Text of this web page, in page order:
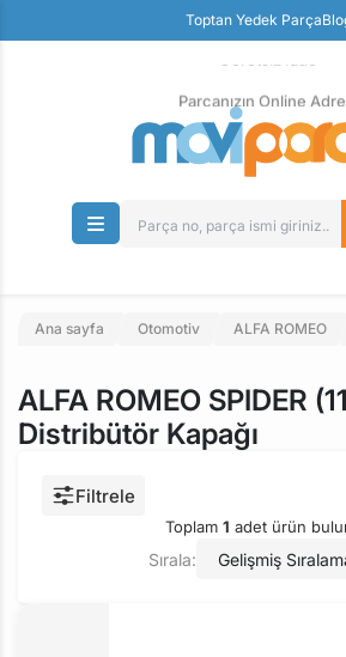
Toptan Yedek Parça
Parçanızın Online
Ana sayfa Otomotiv ALFA ROMEO
ALFA ROMEO SPIDER
Distribütör Kapağı
Filtrele
Toplam 1 adet ürün
Sırala: Gelişmiş